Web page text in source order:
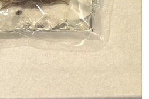
朴な焼菓子に見えてナポレオ